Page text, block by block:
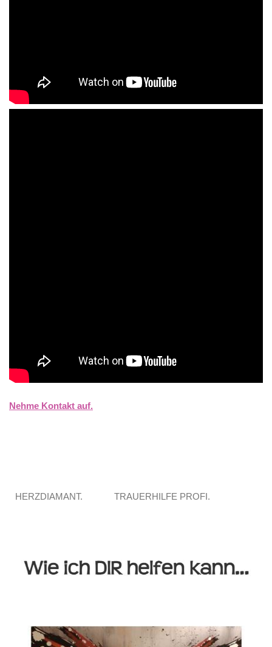
Nehme Kontakt auf.
HERZDIAMANT. TRAUERHILFE PROFI.